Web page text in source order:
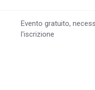
Evento gratuito,
l'iscrizione